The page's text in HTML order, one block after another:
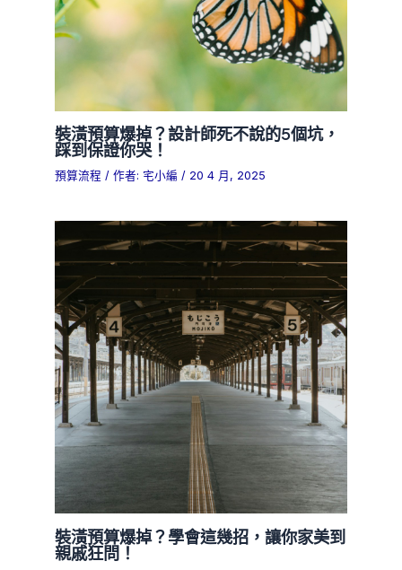
裝潢預算爆掉？設計師死不說的5個坑，
踩到保證你哭！
預算流程 / 作者: 宅小編 / 20 4 月, 2025
裝潢預算爆掉？學會這幾招，讓你家美到
親戚狂問！